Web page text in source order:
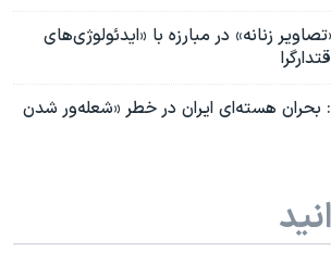
زنانه» در مبارزه با «ایدئولوژی‌های
بحران هسته‌ای ایران در خطر «شعله‌ور شدن